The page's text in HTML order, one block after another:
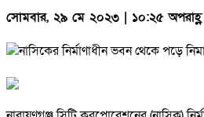
সোমবার, ২৯ মে ২০২৩ | ১০:২৫ অপরাহ্ণ